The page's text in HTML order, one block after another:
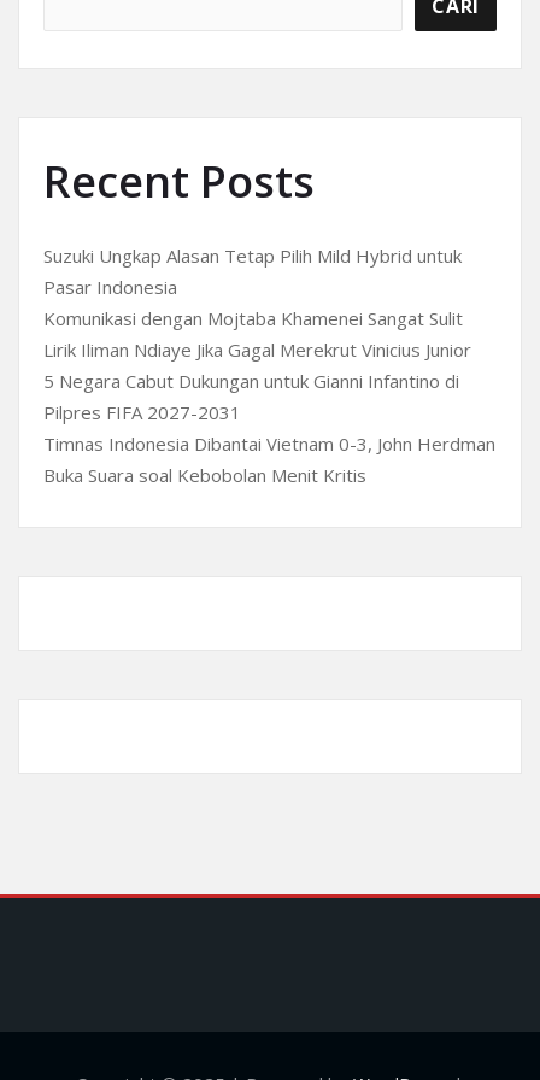
CARI
Recent Posts
Suzuki Ungkap Alasan Tetap Pilih Mild Hybrid untuk
Pasar Indonesia
Komunikasi dengan Mojtaba Khamenei Sangat Sulit
Lirik Iliman Ndiaye Jika Gagal Merekrut Vinicius Junior
5 Negara Cabut Dukungan untuk Gianni Infantino di
Pilpres FIFA 2027-2031
Timnas Indonesia Dibantai Vietnam 0-3, John Herdman
Buka Suara soal Kebobolan Menit Kritis